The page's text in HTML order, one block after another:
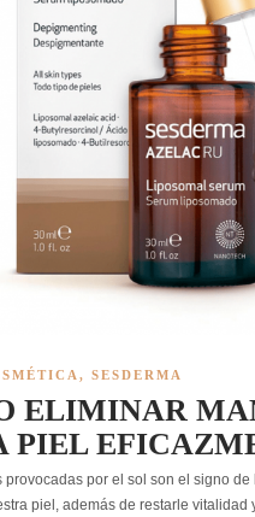
, SESDERMA
ELIMINAR
PIEL
provocadas por el sol son el signo
piel, además de restarle vitalidad